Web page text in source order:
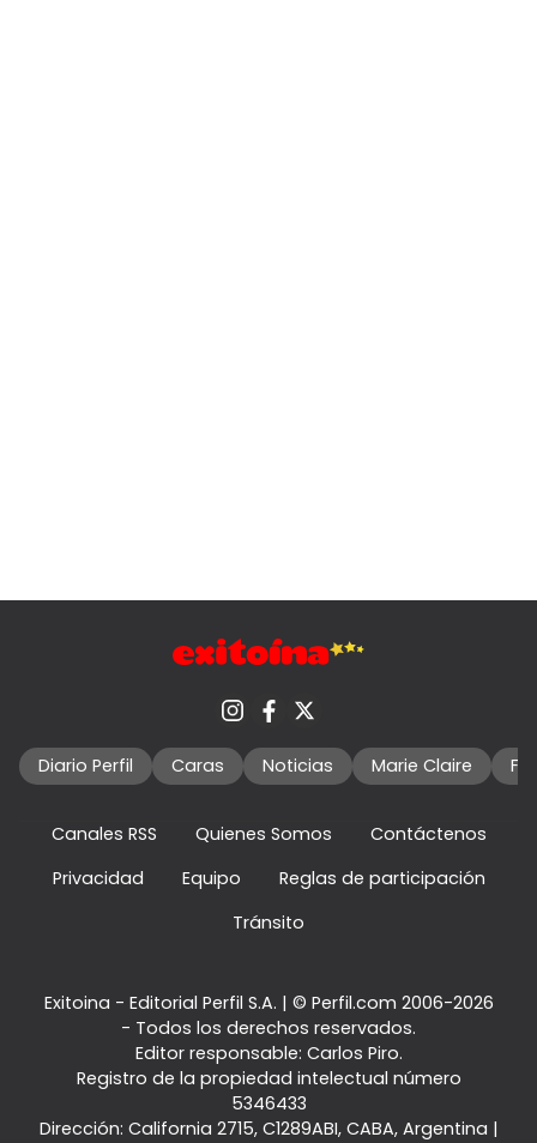
Diario Perfil Caras Noticias Marie Claire
Canales RSS Quienes Somos
Contáctenos
Privacidad
Equipo
Reglas de participación
Tránsito
Exitoina - Editorial Perfil S.A. | © Perfil.com 2006-2026
- Todos los derechos reservados.
Editor responsable: Carlos Piro.
Registro de la propiedad intelectual número
5346433
Dirección: California 2715, C1289ABI, CABA, Argentina |